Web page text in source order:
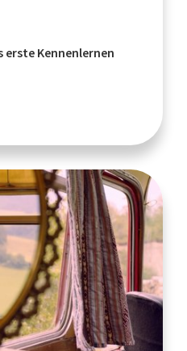
erste Kennenlernen